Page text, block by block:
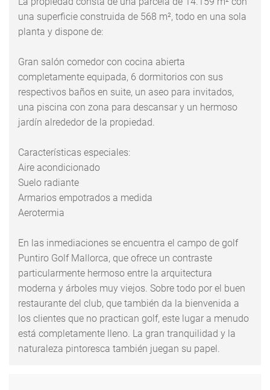
una superficie construida de 568 m², todo en una sola
planta y dispone de:
Gran salón comedor con cocina abierta
completamente equipada, 6 dormitorios con sus
respectivos baños en suite, un aseo para invitados,
una piscina con zona para descansar y un hermoso
jardín alrededor de la propiedad.
Características especiales:
Aire acondicionado
Suelo radiante
Armarios empotrados a medida
Aerotermia
En las inmediaciones se encuentra el campo de golf
Puntiro Golf Mallorca, que ofrece un contraste
particularmente hermoso entre la arquitectura
moderna y árboles muy viejos. Sobre todo por el buen
restaurante del club, que también da la bienvenida a
los clientes que no practican golf, este lugar a menudo
está completamente lleno. La gran tranquilidad y la
naturaleza pintoresca también juegan su papel.